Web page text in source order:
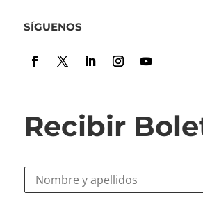
SÍGUENOS
Recibir
N